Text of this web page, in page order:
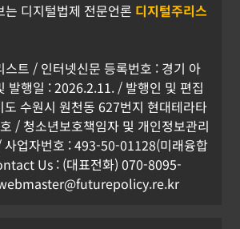
는 디지털법제 전문언론 디지털주리스
스트 / 인터넷신문 등록번호 : 경기 아
발행일 : 2026.2.11. / 발행인 및 편집
수원시 원천동 627번지 현대테라타
/ 청소년보호책임자 및 개인정보관리
사업자번호 : 493-50-01128(미래융합
Us : (대표전화) 070-8095-